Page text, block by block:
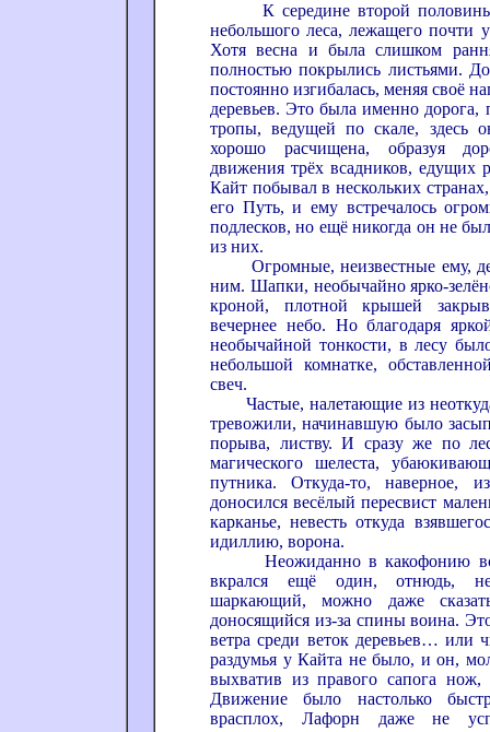
К середине второй половины
небольшого леса, лежащего почти
Хотя весна и была слишком
полностью покрылись листьями.
постоянно изгибалась, меняя своё
деревьев. Это была именно дорога,
тропы, ведущей по скале, здесь
хорошо расчищена, образуя
движения трёх всадников, едущих
Кайт побывал в нескольких
его Путь, и ему встречалось
подлесков, но ещё никогда он не
из них.
Огромные, неизвестные ему,
ним. Шапки, необычайно ярко-
кроной, плотной крышей
вечернее небо. Но благодаря
необычайной тонкости, в лесу
небольшой комнатке,
свеч.
Частые, налетающие из
тревожили, начинавшую было
порыва, листву. И сразу же по
магического шелеста,
путника. Откуда-то, наверное,
доносился весёлый пересвист
карканье, невесть откуда
идиллию, ворона.
Неожиданно в какофонию
вкрался ещё один, отнюдь,
шаркающий, можно даже
доносящийся из-за спины воина.
ветра среди веток деревьев… или
раздумья у Кайта не было, и он,
выхватив из правого сапога нож,
Движение было настолько
врасплох, Лафорн даже не